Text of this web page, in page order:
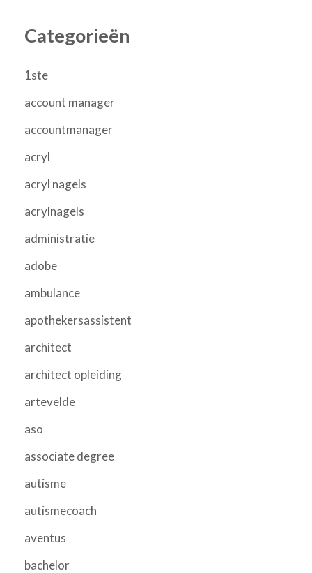
Categorieën
1ste
account manager
accountmanager
acryl
acryl nagels
acrylnagels
administratie
adobe
ambulance
apothekersassistent
architect
architect opleiding
artevelde
aso
associate degree
autisme
autismecoach
aventus
bachelor